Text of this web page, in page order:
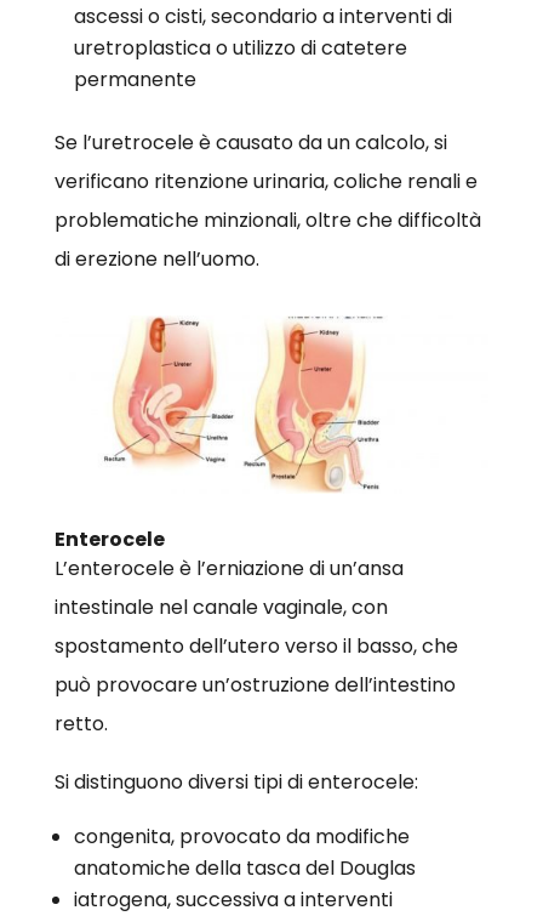
ascessi o cisti, secondario a interventi di
uretroplastica o utilizzo di catetere
permanente
Se l’uretrocele è causato da un calcolo, si
verificano ritenzione urinaria, coliche renali e
problematiche minzionali, oltre che difficoltà
di erezione nell’uomo.
Enterocele
L’enterocele è l’erniazione di un’ansa
intestinale nel canale vaginale, con
spostamento dell’utero verso il basso, che
può provocare un’ostruzione dell’intestino
retto.
Si distinguono diversi tipi di enterocele:
congenita, provocato da modifiche
anatomiche della tasca del Douglas
iatrogena, successiva a interventi